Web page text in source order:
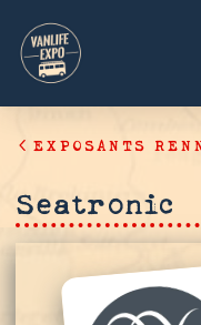
EXPOSANTS
Seatronic